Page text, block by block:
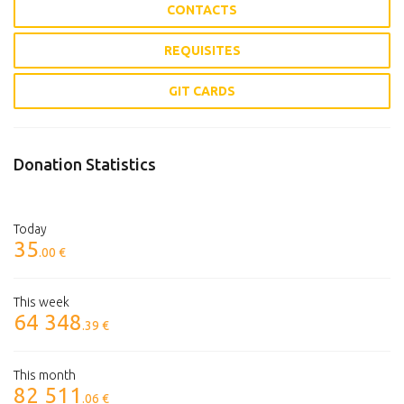
CONTACTS
REQUISITES
GIT CARDS
Donation Statistics
Today
35.00 €
This week
64 348.39 €
This month
82 511 .06 €